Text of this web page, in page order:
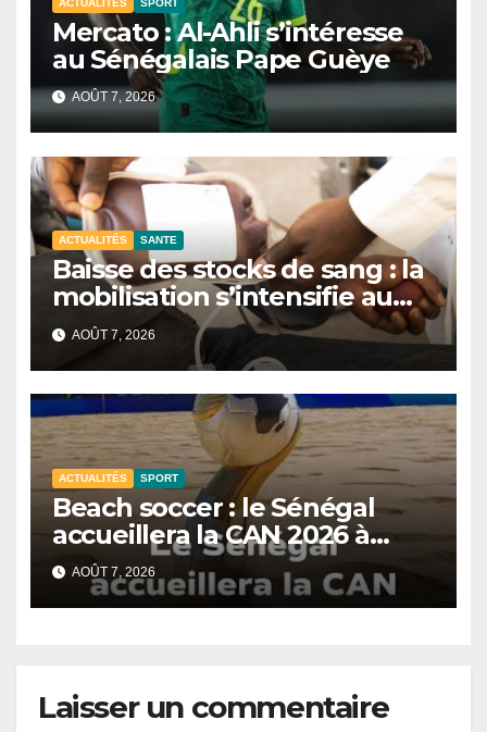
ACTUALITÉS SPORT
Mercato : Al-Ahli s’intéresse
au Sénégalais Pape Guèye
AOÛT 7, 2026
ACTUALITÉS SANTE
Baisse des stocks de sang : la
mobilisation s’intensifie au
CNTS de Dakar.
AOÛT 7, 2026
ACTUALITÉS SPORT
Beach soccer : le Sénégal
accueillera la CAN 2026 à
Dakar.
AOÛT 7, 2026
Laisser un commentaire